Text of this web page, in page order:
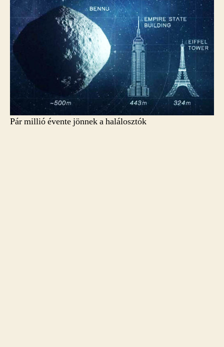
Pár millió évente jönnek a halálosztók